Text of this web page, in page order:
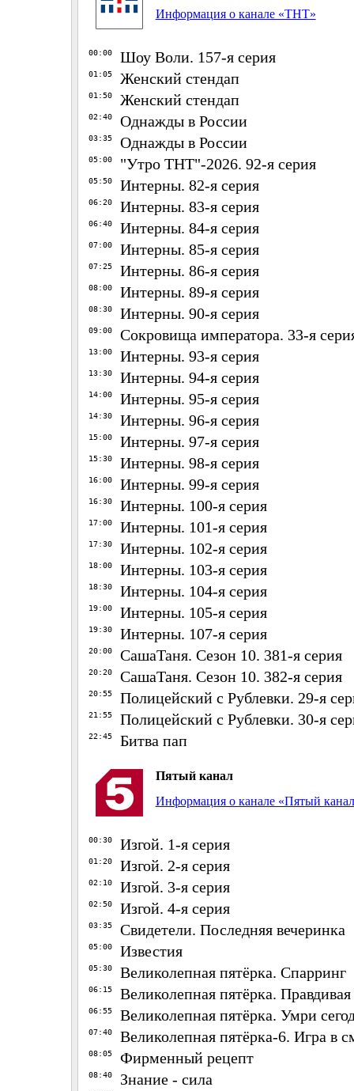
Информация о канале «ТНТ»
00:00 Шоу Воли. 157-я серия
01:05 Женский стендап
01:50 Женский стендап
02:40 Однажды в России
03:35 Однажды в России
05:00 "Утро ТНТ"-2026. 92-я серия
05:50 Интерны. 82-я серия
06:20 Интерны. 83-я серия
06:40 Интерны. 84-я серия
07:00 Интерны. 85-я серия
07:25 Интерны. 86-я серия
08:00 Интерны. 89-я серия
08:30 Интерны. 90-я серия
09:00 Сокровища императора. 33-я
13:00 Интерны. 93-я серия
13:30 Интерны. 94-я серия
14:00 Интерны. 95-я серия
14:30 Интерны. 96-я серия
15:00 Интерны. 97-я серия
15:30 Интерны. 98-я серия
16:00 Интерны. 99-я серия
16:30 Интерны. 100-я серия
17:00 Интерны. 101-я серия
17:30 Интерны. 102-я серия
18:00 Интерны. 103-я серия
18:30 Интерны. 104-я серия
19:00 Интерны. 105-я серия
19:30 Интерны. 107-я серия
20:00 СашаТаня. Сезон 10. 381-я серия
20:20 СашаТаня. Сезон 10. 382-я серия
20:55 Полицейский с Рублевки. 29-я
21:55 Полицейский с Рублевки. 30-я
22:45 Битва пап
Пятый канал
Информация о канале «Пятый
00:30 Изгой. 1-я серия
01:20 Изгой. 2-я серия
02:10 Изгой. 3-я серия
02:50 Изгой. 4-я серия
03:35 Свидетели. Последняя вечеринка
05:00 Известия
05:30 Великолепная пятёрка. Спарринг
06:15 Великолепная пятёрка.
06:55 Великолепная пятёрка. Умри
07:40 Великолепная пятёрка-6. Игра в
08:05 Фирменный рецепт
08:40 Знание - сила